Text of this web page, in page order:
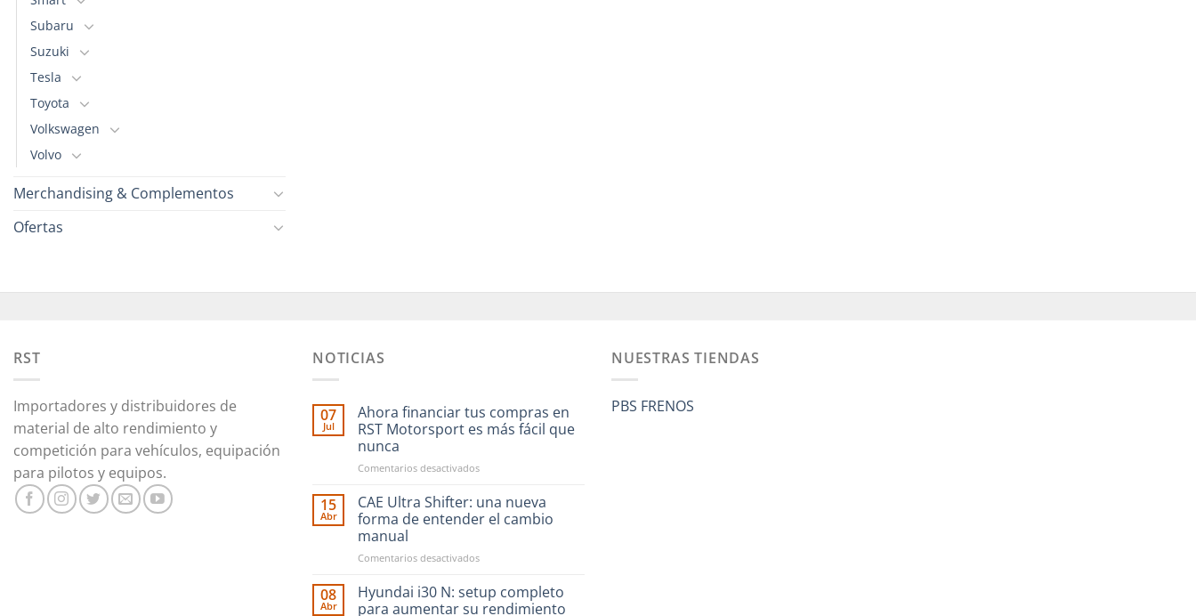
Subaru
Suzuki
Tesla
Toyota
Volkswagen
Volvo
Merchandising & Complementos
Ofertas
RST
Importadores y distribuidores de
material de alto rendimiento y
competición para vehículos, equipación
para pilotos y equipos.
NOTICIAS
07
Jul
Ahora financiar tus compras en
RST Motorsport es más fácil que
nunca
Comentarios desactivadosen
financiar
compras
RST
es
más
15
Abr
CAE Ultra Shifter: una nueva
forma de entender el cambio
manual
Comentarios desactivadosen
Ultra
Shifter:
08
Abr
Hyundai i30 N: setup completo
para aumentar su rendimiento
NUESTRAS TIENDAS
PBS FRENOS